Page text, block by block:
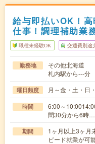
給与即払いOK！
仕事！調理補助業
職種未経験OK 交通費別途
勤務地
その他北海道
札内駅から---分
曜日頻度 月～金・土・
時間
6:00～
間30分から6時…
期間
1ヶ月以上3ヶ月
ピード就業が可